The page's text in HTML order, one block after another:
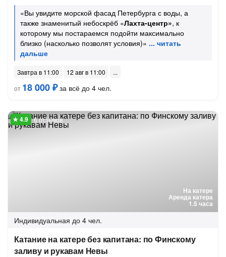
«Вы увидите морской фасад Петербурга с воды, а
также знаменитый небоскрёб «Лахта-центр», к
которому мы постараемся подойти максимально
близко (насколько позволят условия)»
Завтра в 11:00
12 авг в 11:00
от 18 000 ₽за всё до 4 чел.
На катере
Аренда катера
1.5 часа
6 отзывов
Индивидуальная до 4 чел.
Катание на катере без капитана: по Финскому
заливу и рукавам Невы